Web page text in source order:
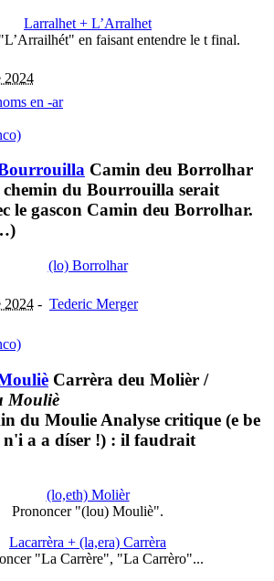
Larralhet + L’Arralhet
en faisant entendre le t final.
2024
en -ar
Camin deu Borrolhar
du Bourrouilla serait
le gascon Camin deu Borrolhar.
(lo) Borrolhar
2024 - Tederic Merger
Carrèra deu Molièr /
Mouliè
du Moulie Analyse critique (e be
n'i a a díser !) : il faudrait
(lo,eth) Molièr
Prononcer "(lou) Mouliè".
Lacarrèra + (la,era) Carrèra
"La Carrère", "La Carrèro"...